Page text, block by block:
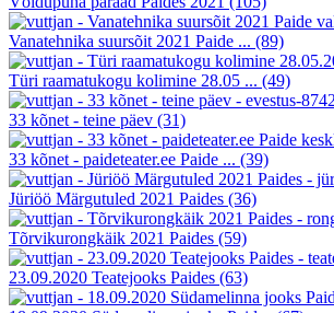
Vanatehnika suursõit 2021 Paide ... (89)
Türi raamatukogu kolimine 28.05 ... (49)
33 kõnet - teine päev (31)
33 kõnet - paideteater.ee Paide ... (39)
Jüriöö Märgutuled 2021 Paides (36)
Tõrvikurongkäik 2021 Paides (59)
23.09.2020 Teatejooks Paides (63)